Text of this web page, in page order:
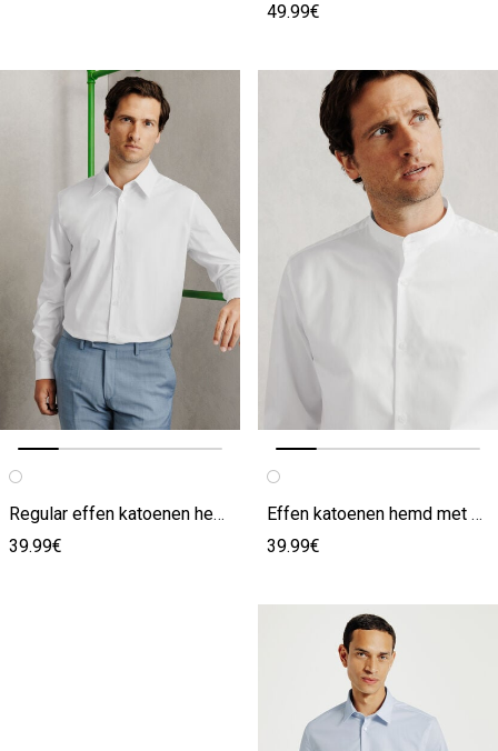
49.99€
Vorige afbeelding
Volgende beeld
Regular effen katoenen hemd
39.99€
Vorige afbeelding
Volgende beeld
Effen katoenen hemd met mao-kraag regular
39.99€